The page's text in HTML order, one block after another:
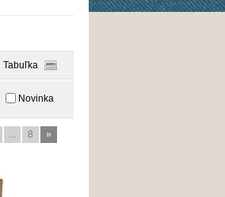
Tabuľka
Novinka
... 8 »